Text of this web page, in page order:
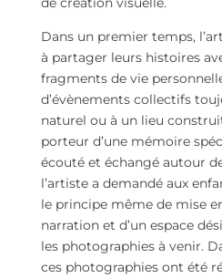
Dans un premier temps,
à partager leurs histoires
fragments de vie
d’évènements collectifs
naturel ou à un lieu
porteur d’une mémoire
écouté et échangé autour
l’artiste a demandé aux
le principe même de mise
narration et d’un espace
les photographies à venir.
ces photographies ont été